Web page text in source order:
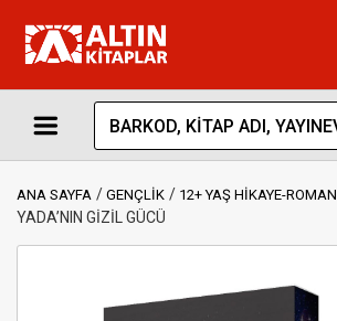
ANA SAYFA GENÇLİK 12+ YAŞ HİKAYE-ROMAN
YADA’NIN GİZİL GÜCÜ